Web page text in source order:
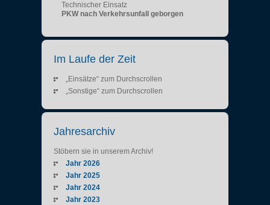
Technischer Einsatz
PKW nach Verkehrsunfall geborgen
Im Laufe der Zeit
„Einsätze“ zum Durchscrollen
„Sonstige“ zum Durchscrollen
Jahresarchiv
Stöbern sie in unserem Archiv!
Jahr 2026
Jahr 2025
Jahr 2024
Jahr 2023